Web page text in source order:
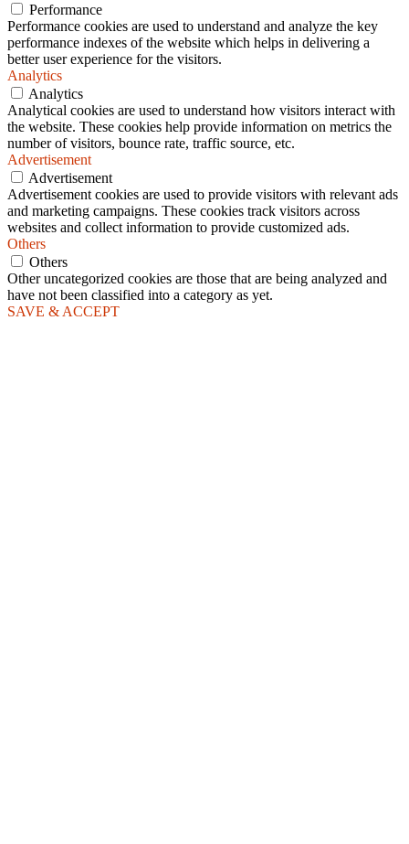
Performance
Performance cookies are used to understand and analyze the key
performance indexes of the website which helps in delivering a
better user experience for the visitors.
Analytics
Analytics
Analytical cookies are used to understand how visitors interact with
the website. These cookies help provide information on metrics the
number of visitors, bounce rate, traffic source, etc.
Advertisement
Advertisement
Advertisement cookies are used to provide visitors with relevant ads
and marketing campaigns. These cookies track visitors across
websites and collect information to provide customized ads.
Others
Others
Other uncategorized cookies are those that are being analyzed and
have not been classified into a category as yet.
SAVE & ACCEPT